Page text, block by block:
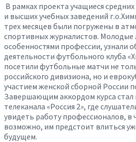
В рамках проекта учащиеся
и высших учебных заведений
трех месяцев были погружены в
спортивных журналистов. Молодые
особенностями профессии, узнали
деятельности футбольного клуба
посетили футбольные матчи не
российского дивизиона, но и
участием женской сборной России
Завершающим аккордом курса
телеканала «Россия 2», где
увидеть работу профессионалов, в
возможно, им предстоит влиться
будущем.